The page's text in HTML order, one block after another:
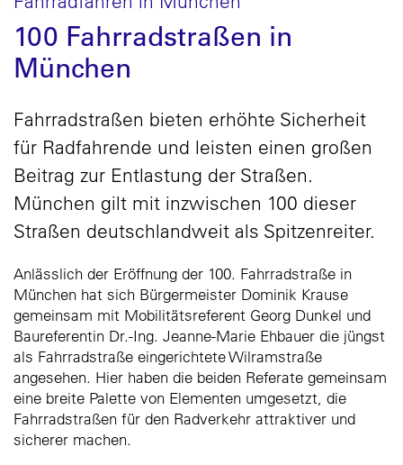
100 Fahrradstraßen in
München
Fahrradstraßen bieten erhöhte Sicherheit
für Radfahrende und leisten einen großen
Beitrag zur Entlastung der Straßen.
München gilt mit inzwischen 100 dieser
Straßen deutschlandweit als Spitzenreiter.
Anlässlich der Eröffnung der 100. Fahrradstraße in
München hat sich Bürgermeister Dominik Krause
gemeinsam mit Mobilitätsreferent Georg Dunkel und
Baureferentin Dr.-Ing. Jeanne-Marie Ehbauer die jüngst
als Fahrradstraße eingerichtete Wilramstraße
angesehen. Hier haben die beiden Referate gemeinsam
eine breite Palette von Elementen umgesetzt, die
Fahrradstraßen für den Radverkehr attraktiver und
sicherer machen.